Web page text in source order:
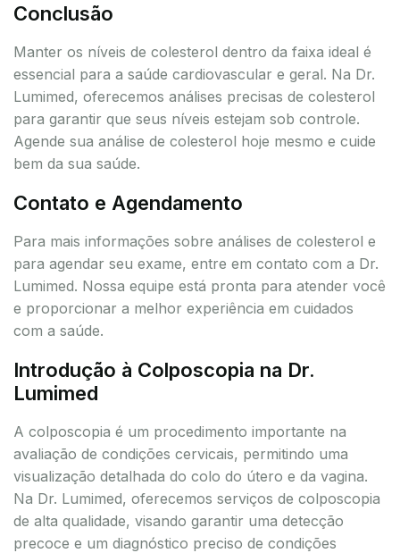
Conclusão
Manter os níveis de colesterol dentro da faixa ideal é
essencial para a saúde cardiovascular e geral. Na Dr.
Lumimed, oferecemos análises precisas de colesterol
para garantir que seus níveis estejam sob controle.
Agende sua análise de colesterol hoje mesmo e cuide
bem da sua saúde.
Contato e Agendamento
Para mais informações sobre análises de colesterol e
para agendar seu exame, entre em contato com a Dr.
Lumimed. Nossa equipe está pronta para atender você
e proporcionar a melhor experiência em cuidados
com a saúde.
Introdução à Colposcopia na Dr.
Lumimed
A colposcopia é um procedimento importante na
avaliação de condições cervicais, permitindo uma
visualização detalhada do colo do útero e da vagina.
Na Dr. Lumimed, oferecemos serviços de colposcopia
de alta qualidade, visando garantir uma detecção
precoce e um diagnóstico preciso de condições